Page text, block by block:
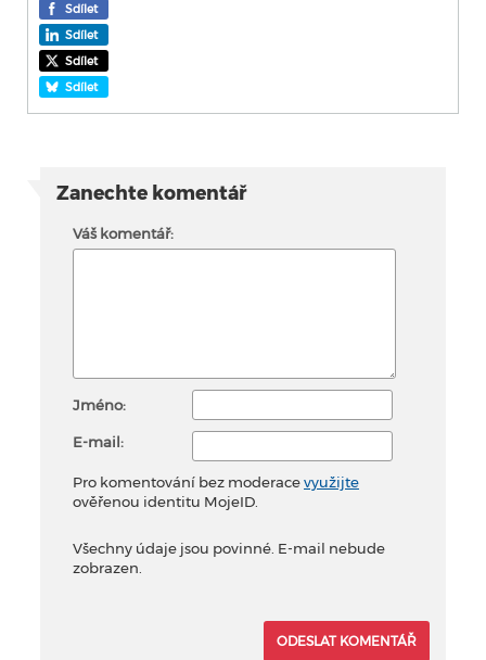
Sdílet
Sdílet
Sdílet
Sdílet
Zanechte komentář
Váš komentář:
Jméno:
E-mail:
Pro komentování bez moderacevyužijte
ověřenou identitu MojeID.
Všechny údaje jsou povinné. E-mail nebude
zobrazen.